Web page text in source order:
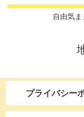
自由気
プライバシー